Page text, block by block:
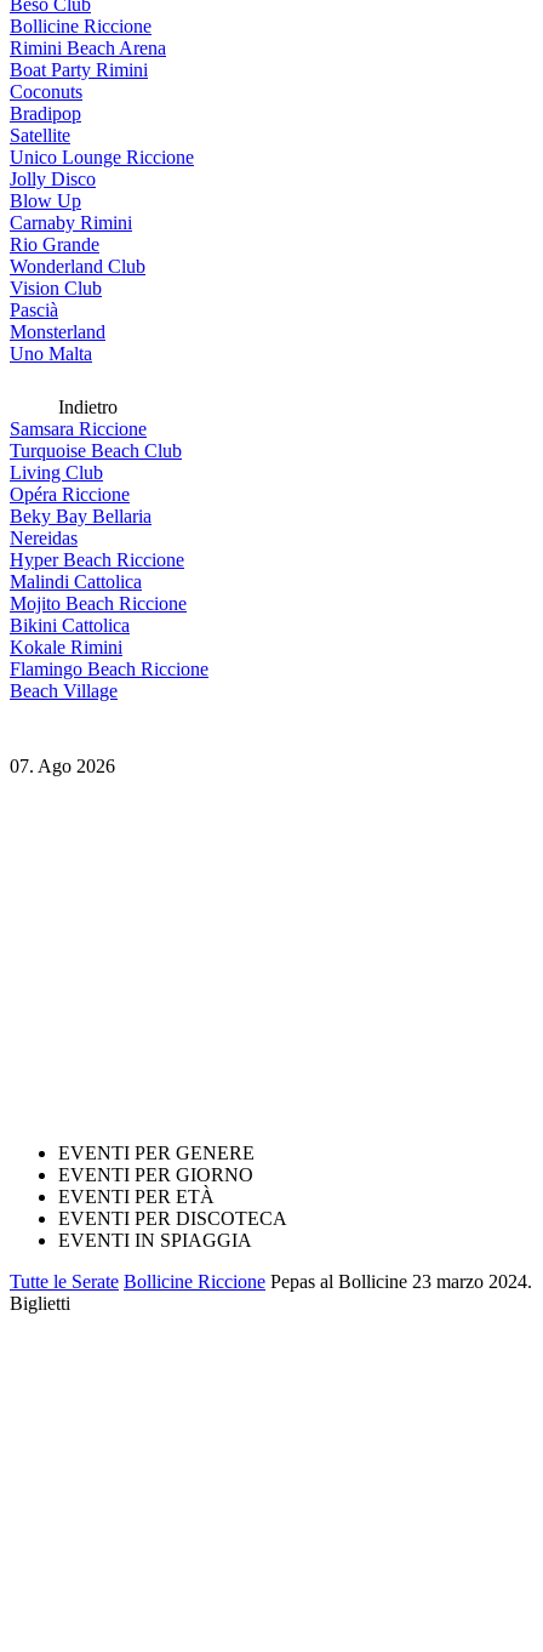
Beso Club
Bollicine Riccione
Rimini Beach Arena
Boat Party Rimini
Coconuts
Bradipop
Satellite
Unico Lounge Riccione
Jolly Disco
Blow Up
Carnaby Rimini
Rio Grande
Wonderland Club
Vision Club
Pascià
Monsterland
Uno Malta
Indietro
Samsara Riccione
Turquoise Beach Club
Living Club
Opéra Riccione
Beky Bay Bellaria
Nereidas
Hyper Beach Riccione
Malindi Cattolica
Mojito Beach Riccione
Bikini Cattolica
Kokale Rimini
Flamingo Beach Riccione
Beach Village
07. Ago 2026
EVENTI PER GENERE
EVENTI PER GIORNO
EVENTI PER ETÀ
EVENTI PER DISCOTECA
EVENTI IN SPIAGGIA
Tutte le Serate Bollicine Riccione Pepas al Bollicine 23 marzo 2024.
Biglietti